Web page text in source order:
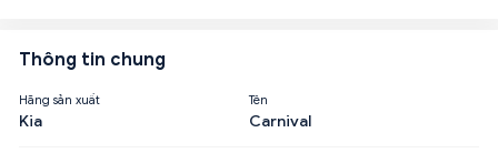
Thông tin chung
Hãng sản xuất
Kia
Tên
Carnival